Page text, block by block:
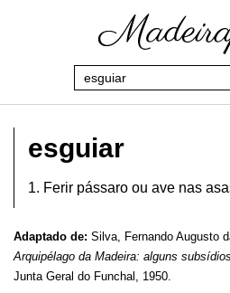
esguiar
1. Ferir pássaro ou ave nas
Adaptado de: Silva, Fernando Augusto
Arquipélago da Madeira: alguns
Junta Geral do Funchal, 1950.